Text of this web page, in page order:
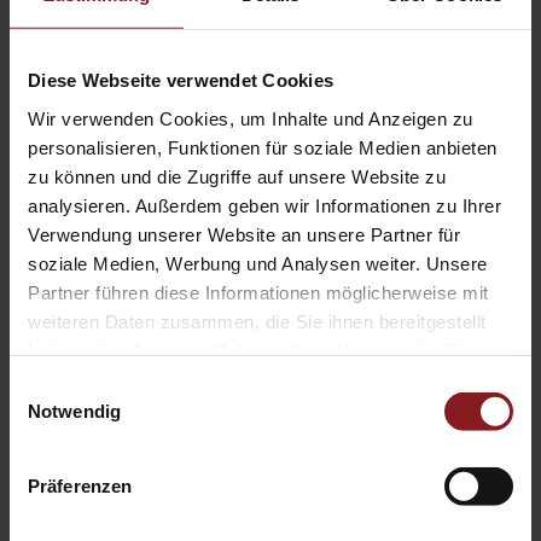
Diese Webseite verwendet Cookies
Wir verwenden Cookies, um Inhalte und Anzeigen zu
personalisieren, Funktionen für soziale Medien anbieten
zu können und die Zugriffe auf unsere Website zu
analysieren. Außerdem geben wir Informationen zu Ihrer
Verwendung unserer Website an unsere Partner für
soziale Medien, Werbung und Analysen weiter. Unsere
Partner führen diese Informationen möglicherweise mit
weiteren Daten zusammen, die Sie ihnen bereitgestellt
Notwendig
Präferenzen
Schriftenreihen
kommunikation & kultur
KONTEXT: Kunst – Vermittlung –
Kulturelle Bildung
Kulturanalysen
Landauer Beiträge zur Kultur- und